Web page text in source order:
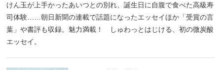
けん玉が上手かったあいつとの別れ、誕生日に自腹で食べた高級寿
司体験……朝日新聞の連載で話題になったエッセイほか「受賞の言
葉」や書評も収録。魅力満載！ しゅわっとはじける、初の微炭酸
エッセイ。